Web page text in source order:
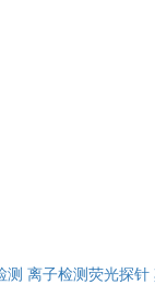
测 离子检测荧光探针